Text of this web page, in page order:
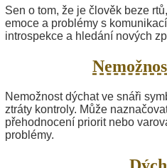
Sen o tom, že je člověk beze
emoce a problémy s
introspekce a hledání nových
Nemožnost dýchat ve snáři
ztráty kontroly. Může
přehodnocení priorit nebo
problémy.